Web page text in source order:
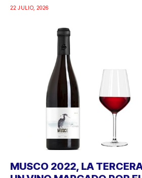
22 JULIO, 2026
MUSCO 2022, LA